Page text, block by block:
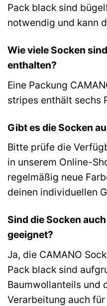
Pack black sind
notwendig und kann
Wie viele Socken
enthalten?
Eine Packung
stripes enthält sechs
Gibt es die Socken
Bitte prüfe die
in unserem Online-
regelmäßig neue
deinen individuellen
Sind die Socken
geeignet?
Ja, die CAMANO
Pack black sind
Baumwollanteils und
Verarbeitung auch